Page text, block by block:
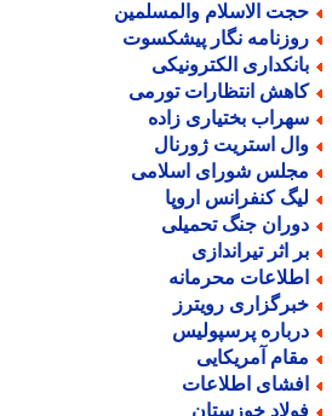
الاسلام والمسلمین
نگار پیشکسوت
الکترونیکی
انتظارات تورمی
بختیاری زاده
استریت ژورنال
شورای اسلامی
کنفرانس اروپا
جنگ تحمیلی
اثر تیراندازی
محرمانه
رویترز
پرسپولیس
آمریکایی
اطلاعات
خوزستان